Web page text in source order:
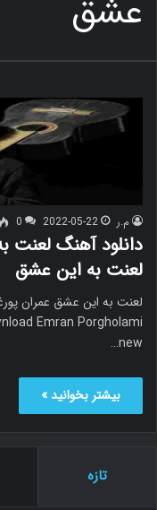
عشق
م.ر 2022-05-22
0
دانلود آهنگ لعنت
لعنت به این عشق
Emran Porgholami
new…
بیشتر بخوانید »
تازه